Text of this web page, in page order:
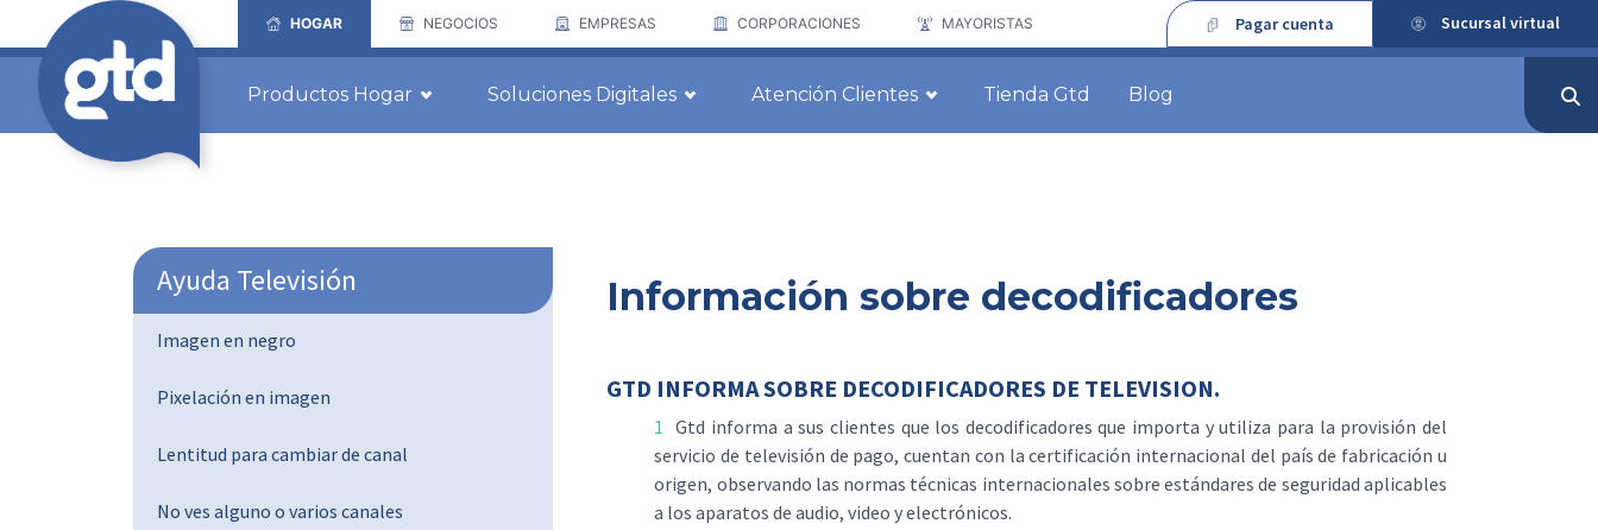
HOGAR NEGOCIOS EMPRESAS CORPORACIONES MAYORISTAS
Productos Hogar Soluciones Digitales Atención Clientes Tienda Gtd Blog
Pagar cuenta Sucursal virtual
Ayuda Televisión
Imagen en negro
Pixelación en imagen
Lentitud para cambiar de canal
No ves alguno o varios canales
Información sobre decodificadores
GTD INFORMA SOBRE DECODIFICADORES DE TELEVISION.
Gtd informa a sus clientes que los decodificadores que importa y utiliza para la provisión del
servicio de televisión de pago, cuentan con la certificación internacional del país de fabricación u
origen, observando las normas técnicas internacionales sobre estándares de seguridad aplicables
a los aparatos de audio, video y electrónicos.